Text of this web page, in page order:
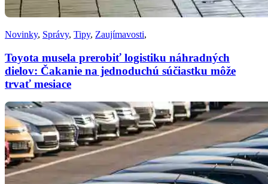
Novinky, Správy, Tipy, Zaujímavosti,
Toyota musela prerobiť logistiku náhradných
dielov: Čakanie na jednoduchú súčiastku môže
trvať mesiace